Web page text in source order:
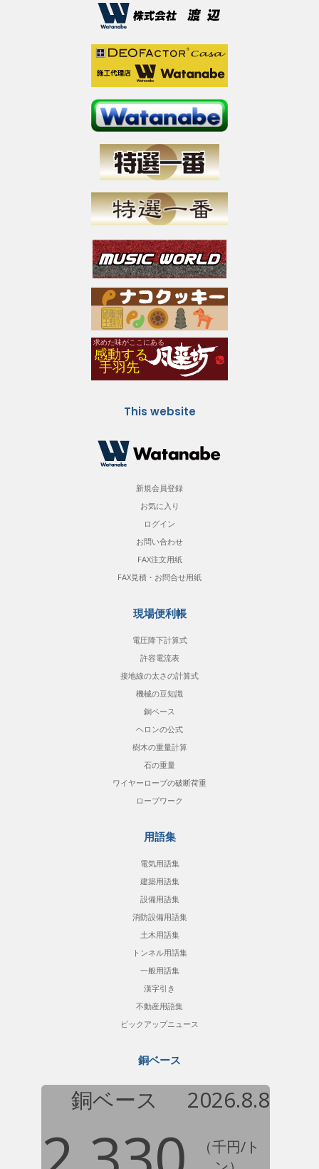
This website
新規会員登録
お気に入り
ログイン
お問い合わせ
FAX注文用紙
FAX見積・お問合せ用紙
現場便利帳
電圧降下計算式
許容電流表
接地線の太さの計算式
機械の豆知識
銅ベース
ヘロンの公式
樹木の重量計算
石の重量
ワイヤーロープの破断荷重
ロープワーク
用語集
電気用語集
建築用語集
設備用語集
消防設備用語集
土木用語集
トンネル用語集
一般用語集
漢字引き
不動産用語集
ピックアップニュース
銅ベース
銅ベース 2026.8.8
（千円/ト